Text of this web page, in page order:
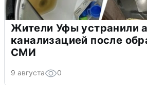
Жители Уфы устранили
канализацией после
СМИ
9 августа 0